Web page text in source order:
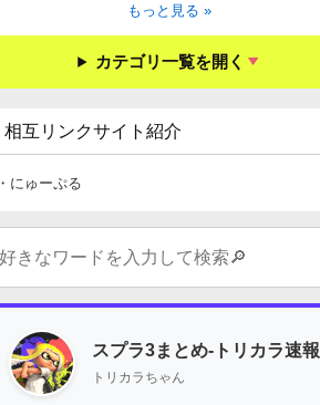
もっと見る »
カテゴリ一覧を開く
相互リンクサイト紹介
・にゅーぷる
スプラ3まとめ-トリカラ速報
トリカラちゃん